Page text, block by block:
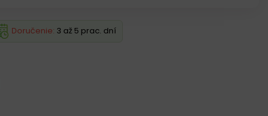
Doručenie: 3 až 5 prac. dní